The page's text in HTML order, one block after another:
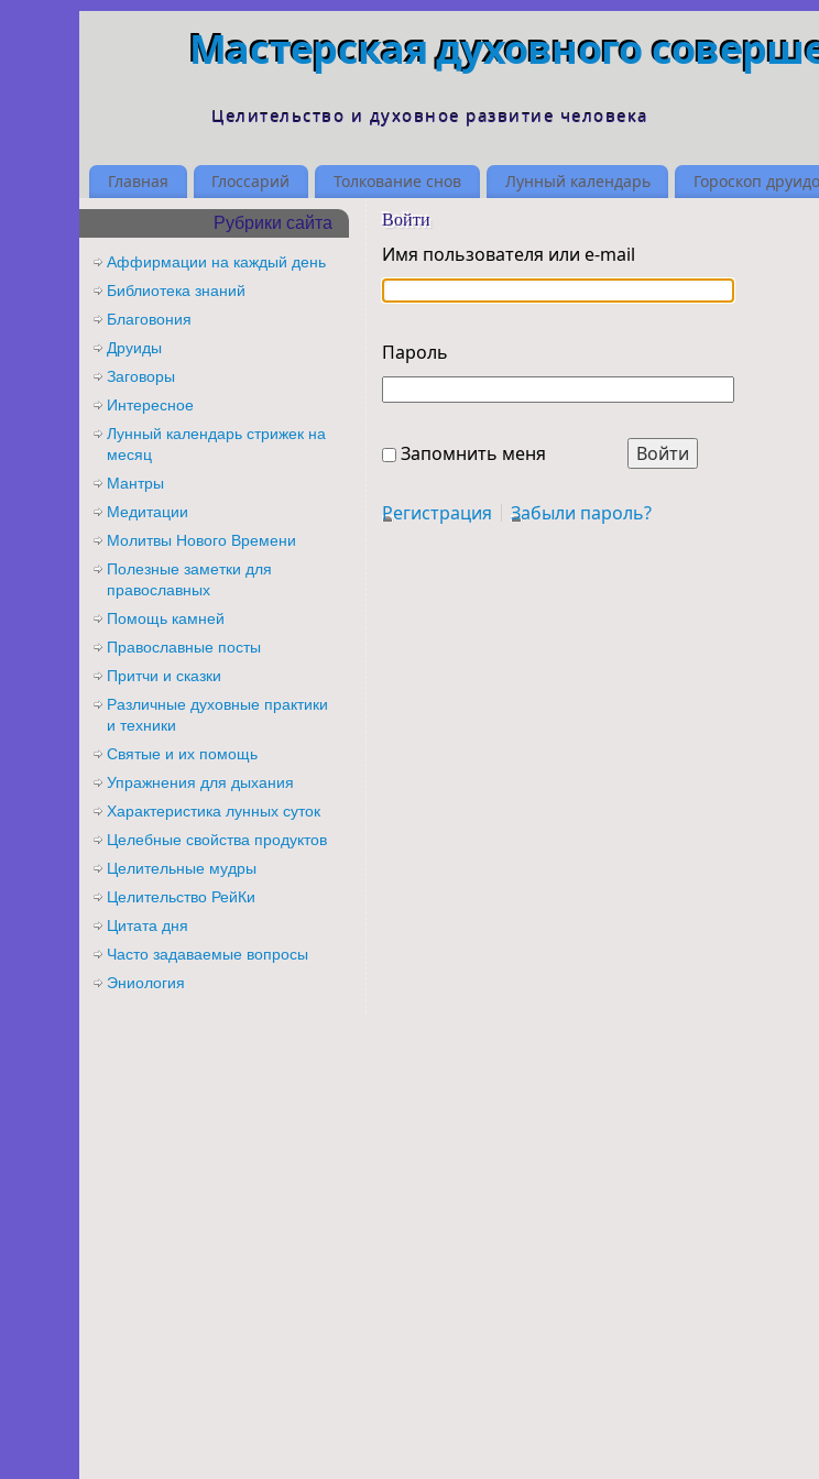
Мастерская духовного
Целительство и духовное развитие человека
Главная Глоссарий Толкование снов Лунный календарь Гороскоп
Войти
Имя пользователя или e-mail
Пароль
Запомнить меня
Регистрация Забыли пароль?
Рубрики сайта
Аффирмации на каждый день
Библиотека знаний
Благовония
Друиды
Заговоры
Интересное
Лунный календарь стрижек на
месяц
Мантры
Медитации
Молитвы Нового Времени
Полезные заметки для
православных
Помощь камней
Православные посты
Притчи и сказки
Различные духовные практики
и техники
Святые и их помощь
Упражнения для дыхания
Характеристика лунных суток
Целебные свойства продуктов
Целительные мудры
Целительство РейКи
Цитата дня
Часто задаваемые вопросы
Эниология